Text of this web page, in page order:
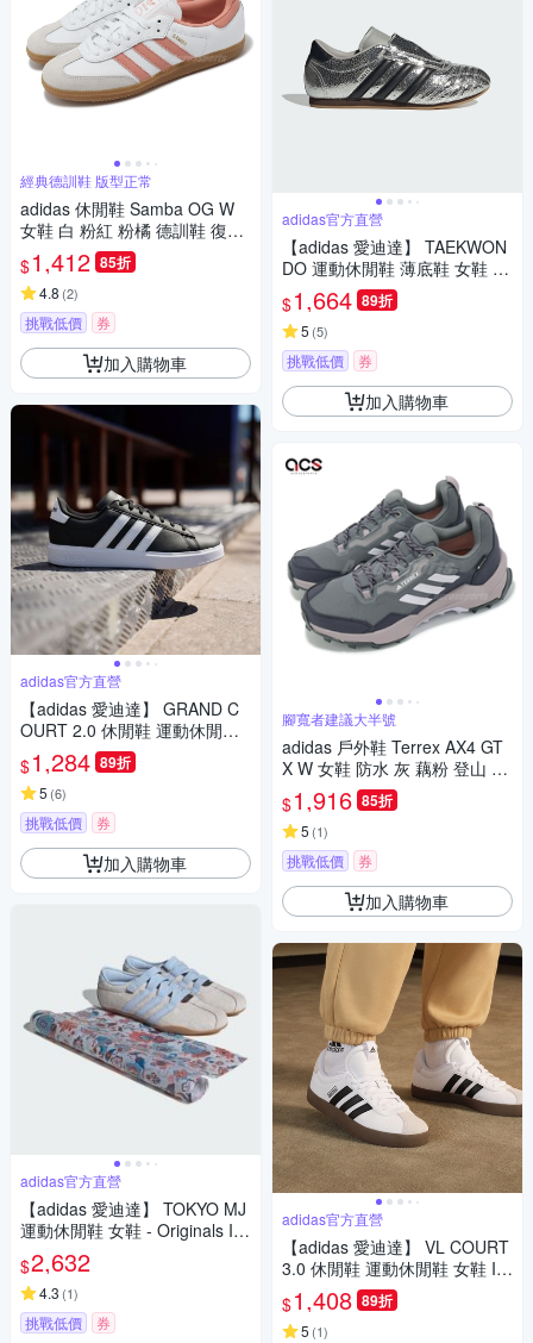
經典德訓鞋 版型正常
adidas 休閒鞋 Samba OG W
女鞋 白 粉紅 粉橘 德訓鞋 復古
麂皮 愛迪達 IG5932
$1,412 85折
4.8 (2)
挑戰低價 券
加入購物車
adidas官方直營
【adidas 愛迪達】 GRAND C
OURT 2.0 休閒鞋 運動休閒鞋
男鞋/女鞋 GW9196
$1,284 89折
5 (6)
挑戰低價 券
加入購物車
adidas官方直營
【adidas 愛迪達】 TOKYO MJ
運動休閒鞋 女鞋 - Originals IH
4532
$2,632
4.3 (1)
挑戰低價 券
adidas官方直營
【adidas 愛迪達】 TAEKWON
DO 運動休閒鞋 薄底鞋 女鞋 -
Originals JH9664
$1,664 89折
5 (5)
挑戰低價 券
加入購物車
腳寬者建議大半號
adidas 戶外鞋 Terrex AX4 GT
X W 女鞋 防水 灰 藕粉 登山 機
能 抗撕裂 愛迪達 IG6580
$1,916 85折
5 (1)
挑戰低價 券
加入購物車
adidas官方直營
【adidas 愛迪達】 VL COURT
3.0 休閒鞋 運動休閒鞋 女鞋 ID
8797
$1,408 89折
5 (1)